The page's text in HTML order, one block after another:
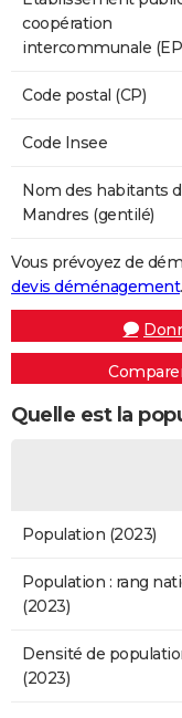
coopération
intercommunale
Code postal (CP)
Code Insee
Nom des habitants
Mandres (gentilé)
Vous prévoyez de
devis déménagement.
Quelle est la
Population (2023)
Population : rang
(2023)
Densité de
(2023)